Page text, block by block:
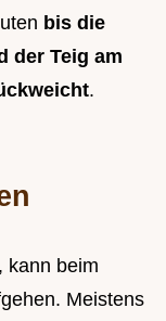
bis die
der Teig am
.
kann beim
Meistens